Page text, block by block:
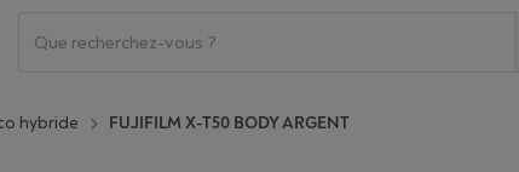
hybride FUJIFILM X-T50 BODY ARGENT